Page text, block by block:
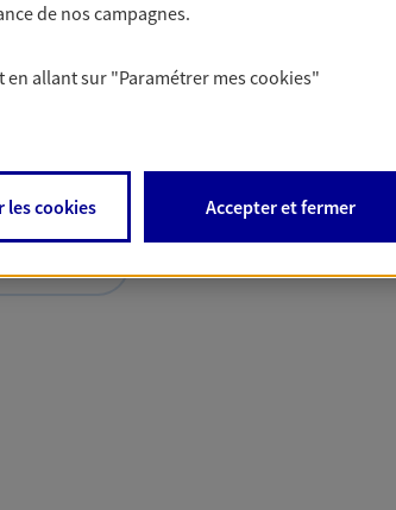
et Protection
de nos campagnes.
en allant sur "Paramétrer mescookies"
les cookies Accepter et fermer